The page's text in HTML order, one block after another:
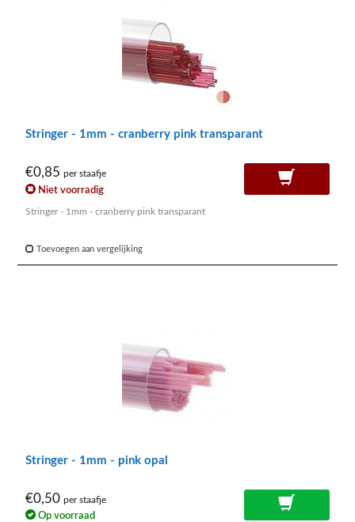
Stringer - 1mm - cranberry pink transparant
€0,85 per staafje
Niet voorradig
Stringer - 1mm - cranberry pink transparant
Toevoegen aan vergelijking
Stringer - 1mm - pink opal
€0,50 per staafje
Op voorraad